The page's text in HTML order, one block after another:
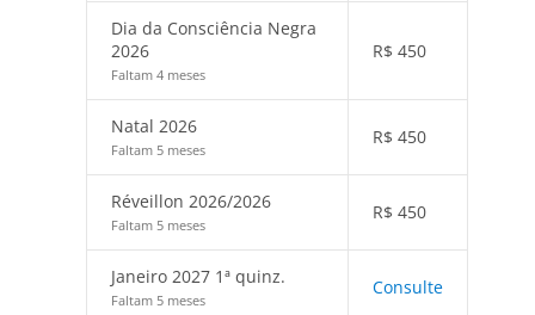
Dia da Consciência Negra
2026
Faltam 4 meses
R$ 450
Natal 2026
Faltam 5 meses
R$ 450
Réveillon 2026/2026
Faltam 5 meses
R$ 450
Janeiro 2027 1ª quinz.
Faltam 5 meses
Consulte